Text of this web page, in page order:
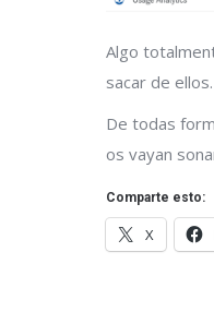
Algo
sacar de ellos.
De todas
os vayan
Comparte esto:
X